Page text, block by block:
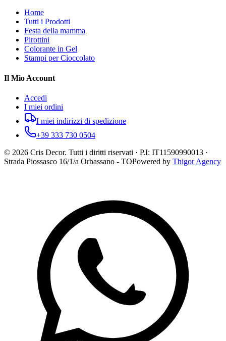
Home
Tutti i Prodotti
Festa della mamma
Pirottini
Colorante in Gel
Stampi per Cioccolato
Il Mio Account
Accedi
I miei ordini
I miei indirizzi di spedizione
+39 333 730 0504
© 2026 Cris Decor. Tutti i diritti riservati · P.I: IT11590990013 ·
Strada Piossasco 16/1/a Orbassano - TOPowered by Thigor Agency